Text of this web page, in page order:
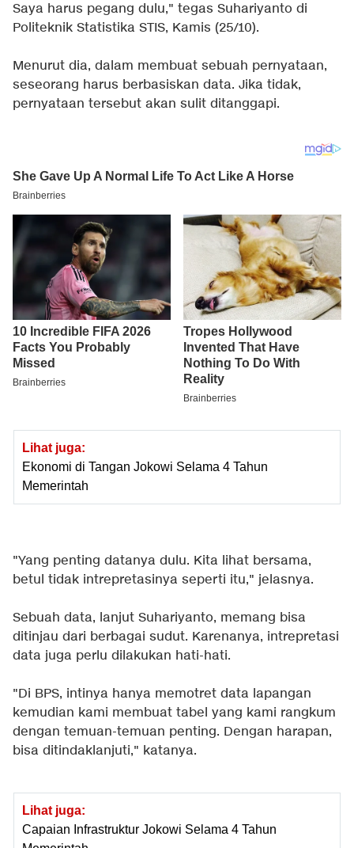
Saya harus pegang dulu," tegas Suhariyanto di
Politeknik Statistika STIS, Kamis (25/10).
Menurut dia, dalam membuat sebuah pernyataan,
seseorang harus berbasiskan data. Jika tidak,
pernyataan tersebut akan sulit ditanggapi.
Lihat juga:
Ekonomi di Tangan Jokowi Selama 4 Tahun
Memerintah
"Yang penting datanya dulu. Kita lihat bersama,
betul tidak intrepretasinya seperti itu," jelasnya.
Sebuah data, lanjut Suhariyanto, memang bisa
ditinjau dari berbagai sudut. Karenanya, intrepretasi
data juga perlu dilakukan hati-hati.
"Di BPS, intinya hanya memotret data lapangan
kemudian kami membuat tabel yang kami rangkum
dengan temuan-temuan penting. Dengan harapan,
bisa ditindaklanjuti," katanya.
Lihat juga:
Capaian Infrastruktur Jokowi Selama 4 Tahun